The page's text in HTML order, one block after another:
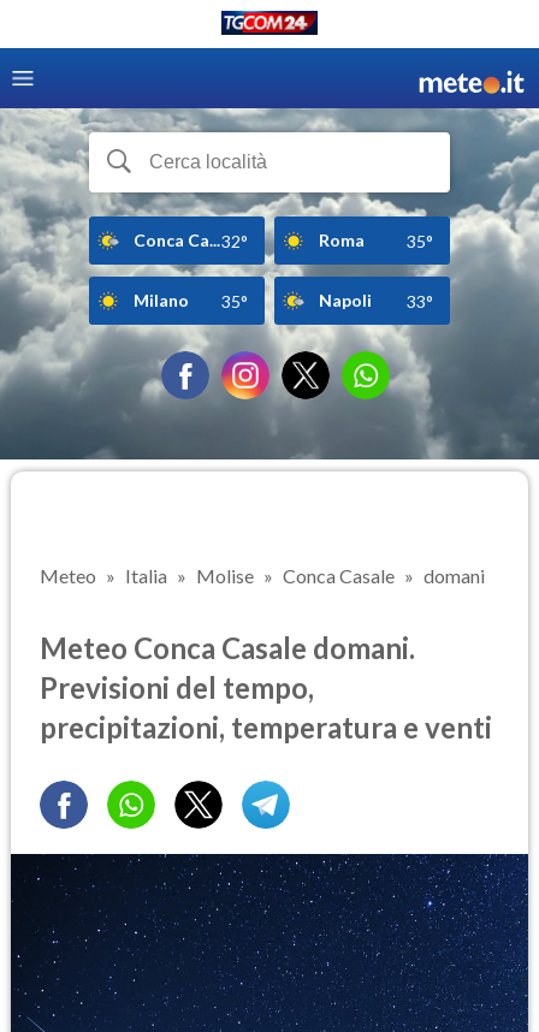
Conca Ca...32° Roma 35°
Milano 35° Napoli 33°
Meteo Italia Molise Conca Casale domani
Meteo Conca Casale domani.
Previsioni del tempo,
precipitazioni, temperatura e venti